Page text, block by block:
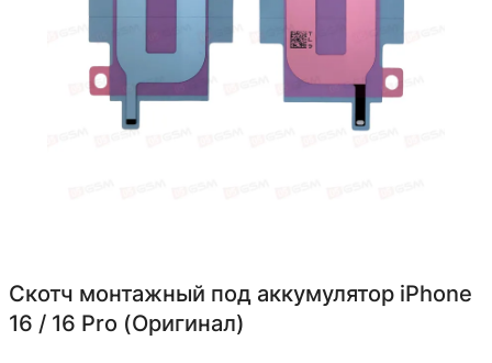
Скотч монтажный под аккумулятор iPhone
16 / 16 Pro (Оригинал)